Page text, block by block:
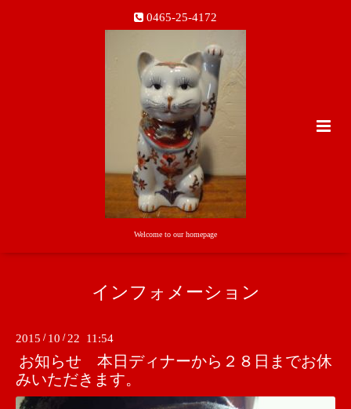
0465-25-4172
Welcome to our homepage
インフォメーション
2015 / 10 / 22 11:54
お知らせ 本日ディナーから２８日までお休
みいただきます。